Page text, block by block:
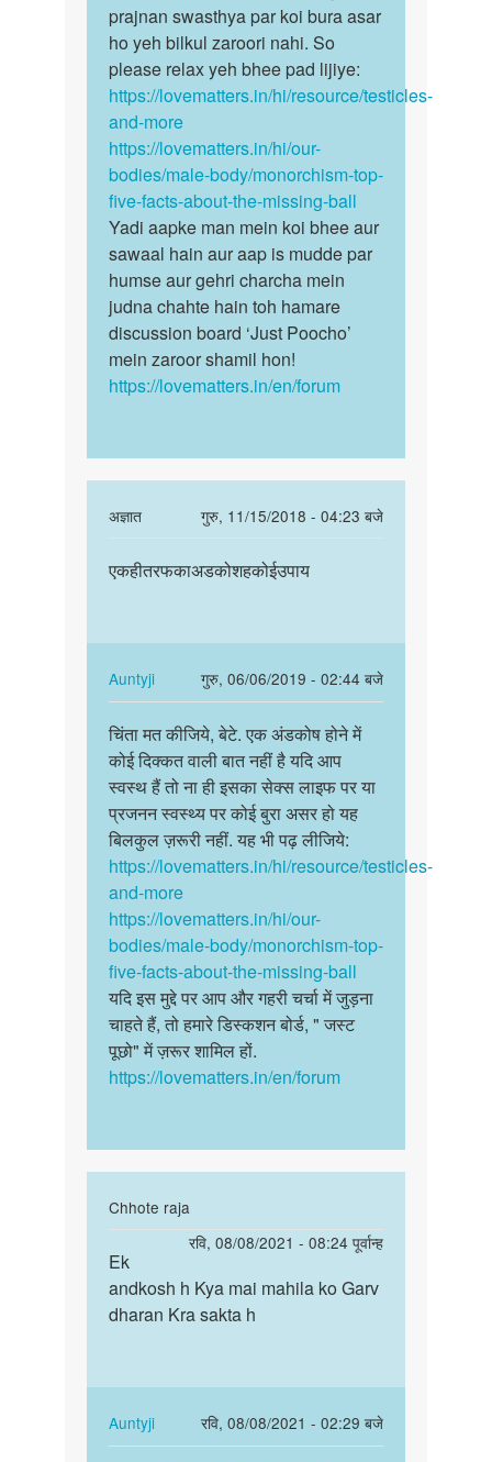
Andcosh
bachpan
me…
by
niraj
patel
Koi…
prajnan swasthya par koi bura asar
ho yeh bilkul zaroori nahi. So
please relax yeh bhee pad lijiye:
https://lovematters.in/hi/resource/testicles-
and-more
https://lovematters.in/hi/our-
bodies/male-body/monorchism-top-
five-facts-about-the-missing-ball
Yadi aapke man mein koi bhee aur
sawaal hain aur aap is mudde par
humse aur gehri charcha mein
judna chahte hain toh hamare
discussion board ‘Just Poocho’
mein zaroor shamil hon!
https://lovematters.in/en/forum
अज्ञात
गुरु, 11/15/2018 - 04:23 बजे
In
reply
to
कीजिये,
बेटे.
एक…
by
Auntyji
एकहीतरफकाअडकोशहकोईउपाय
एकहीतरफकाअडकोशहकोईउपाय
Auntyji
गुरु, 06/06/2019 - 02:44 बजे
In
reply
to
एकहीतरफकाअडकोशहकोईउपाय
by
अज्ञात
चिंता
मत
कीजिये,
बेटे.
एक…
चिंता मत कीजिये, बेटे. एक अंडकोष होने में
कोई दिक्कत वाली बात नहीं है यदि आप
स्वस्थ हैं तो ना ही इसका सेक्स लाइफ पर या
प्रजनन स्वस्थ्य पर कोई बुरा असर हो यह
बिलकुल ज़रूरी नहीं. यह भी पढ़ लीजिये:
https://lovematters.in/hi/resource/testicles-
and-more
https://lovematters.in/hi/our-
bodies/male-body/monorchism-top-
five-facts-about-the-missing-ball
यदि इस मुद्दे पर आप और गहरी चर्चा में जुड़ना
चाहते हैं, तो हमारे डिस्कशन बोर्ड, " जस्ट
पूछो" में ज़रूर शामिल हों.
https://lovematters.in/en/forum
Chhote raja
रवि, 08/08/2021 - 08:24 पूर्वान्ह
reply
चिंता
मत
एक…
by
Auntyji
Ek
andkosh
h
mahila…
Ek
andkosh h Kya mai mahila ko Garv
dharan Kra sakta h
Auntyji
रवि, 08/08/2021 - 02:29 बजे
In
reply